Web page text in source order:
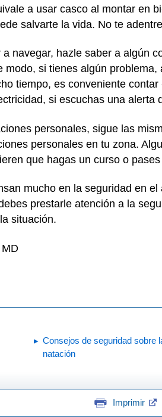
a usar casco al montar en
salvarte la vida. No te
navegar, hazle saber a algún
si tienes algún
tiempo, es conveniente
si escuchas una alerta
personales, sigue las
personales en tu zona.
que hagas un curso o
mucho en la seguridad en
prestarle atención a la
situación.
Consejos de seguridad sobre
natación
Imprimir